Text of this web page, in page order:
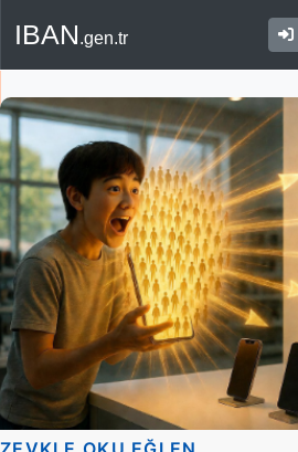
IBAN.gen.tr